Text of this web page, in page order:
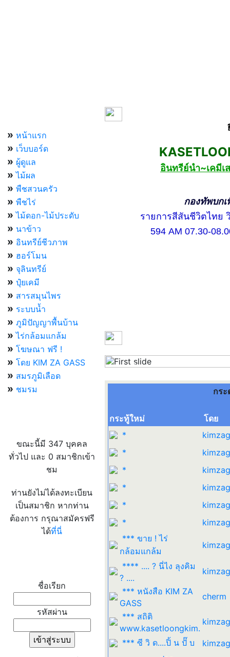
» หน้าแรก
» เว็บบอร์ด
» ผู้ดูแล
» ไม้ผล
» พืชสวนครัว
» พืชไร่
» ไม้ดอก-ไม้ประดับ
» นาข้าว
» อินทรีย์ชีวภาพ
» ฮอร์โมน
» จุลินทรีย์
» ปุ๋ยเคมี
» สารสมุนไพร
» ระบบน้ำ
» ภูมิปัญญาพื้นบ้าน
» ไร่กล้อมแกล้ม
» โฆษณา ฟรี !
» โดย KIM ZA GASS
» สมรภูมิเลือด
» ชมรม
ขณะนี้มี 347 บุคคล
ทั่วไป และ 0 สมาชิกเข้า
ชม
ท่านยังไม่ได้ลงทะเบียน
เป็นสมาชิก หากท่าน
ต้องการ กรุณาสมัครฟรี
ได้ที่นี่
ชื่อเรียก
รหัสผ่าน
อินทรีย์นำ~เคมีเ
กองทัพบกเพื่อป
รายการสีสันชีวิตไทย วิ
594 AM 07.30-08.00
Previous
กร
กระทู้ใหม่
โดย
*
*
*
*
*
*
*** ขาย ! ไร่
กล้อมแกล้ม
**** .... ? นี่ไง ลุงคิม
? ....
*** หนังสือ KIM ZA
GASS
cherm
*** สถิติ
www.kasetloongkim.
*** ซี วิ ด....ปิ้ น ปั๊ บ